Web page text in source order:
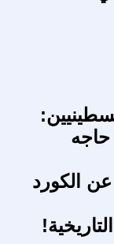
حاجه
الكورد